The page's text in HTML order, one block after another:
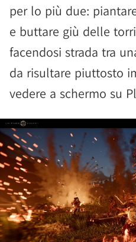
per lo più due:
e buttare giù delle
facendosi strada tra
da risultare piuttosto
vedere a schermo su